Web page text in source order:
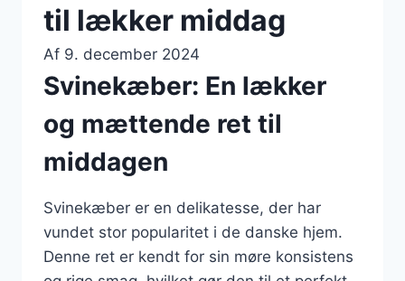
til lækker middag
Af 9. december 2024
Svinekæber: En lækker
og mættende ret til
middagen
Svinekæber er en delikatesse, der har
vundet stor popularitet i de danske hjem.
Denne ret er kendt for sin møre konsistens